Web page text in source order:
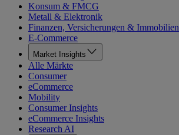
Konsum & FMCG
Metall & Elektronik
Finanzen, Versicherungen & Immobilien
E-Commerce
Market Insights
Alle Märkte
Consumer
eCommerce
Mobility
Consumer Insights
eCommerce Insights
Research AI